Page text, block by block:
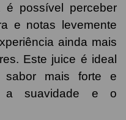
é possível perceber
e notas levemente
ainda mais
Este juice é ideal
sabor mais forte e
a suavidade e o